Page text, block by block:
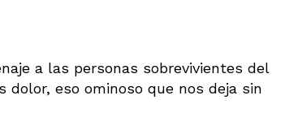
a las personas sobrevivientes del
eso ominoso que nos deja sin